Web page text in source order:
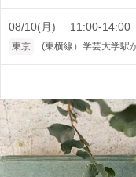
08/10(月) 11:00-14:00
東京 (東横線）学芸大学駅